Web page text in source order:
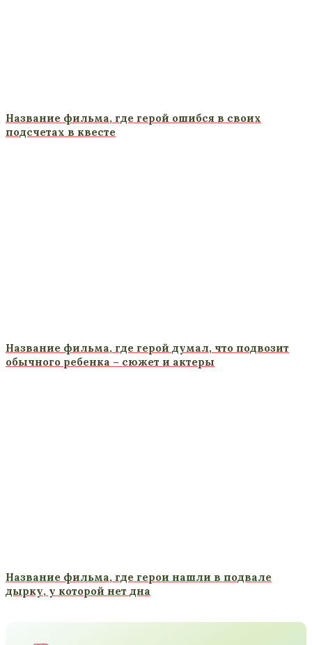
Название фильма, где герой ошибся в своих
подсчетах в квесте
Название фильма, где герой думал, что подвозит
обычного ребенка – сюжет и актеры
Название фильма, где герои нашли в подвале
дырку, у которой нет дна